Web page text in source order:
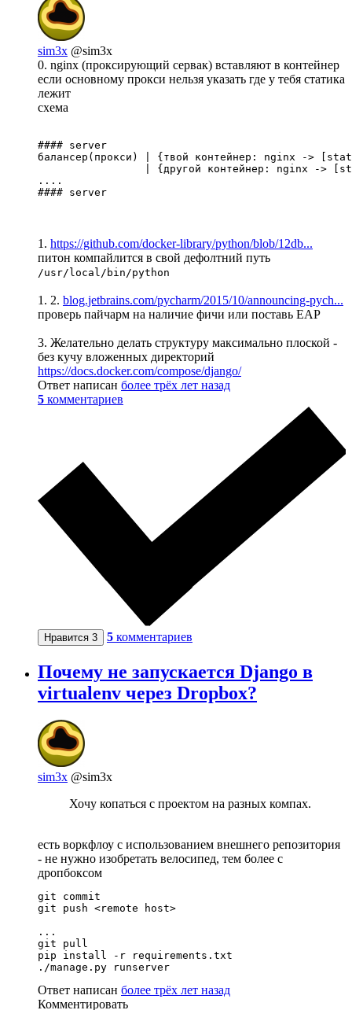
sim3x @sim3x
0. nginx (проксирующий сервак) вставляют в контейнер
если основному прокси нельзя указать где у тебя статика
лежит
схема
#### server
балансер(прокси) | {твой контейнер: nginx ->
| {другой контейнер: nginx ->
....
#### server
1. https://github.com/docker-library/python/blob/12db...
питон компайлится в свой дефолтний путь
/usr/local/bin/python
1. 2. blog.jetbrains.com/pycharm/2015/10/announcing-pych...
проверь пайчарм на наличие фичи или поставь EAP
3. Желательно делать структуру максимально плоской -
без кучу вложенных директорий
https://docs.docker.com/compose/django/
Ответ написан более трёх лет назад
5 комментариев
Нравится 3 5 комментариев
Почему не запускается Django в
virtualenv через Dropbox?
sim3x @sim3x
Хочу копаться с проектом на разных компах.
есть воркфлоу с использованием внешнего репозитория
- не нужно изобретать велосипед, тем более с
дропбоксом
git commit
git push <remote host>
...
git pull
pip install -r requirements.txt
./manage.py runserver
Ответ написан более трёх лет назад
Комментировать